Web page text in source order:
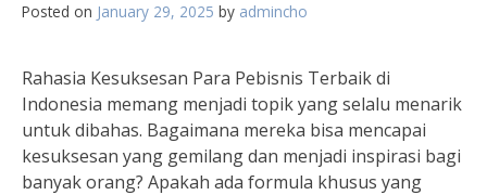
Posted on January 29, 2025 by admincho
Rahasia Kesuksesan Para Pebisnis Terbaik di
Indonesia memang menjadi topik yang selalu menarik
untuk dibahas. Bagaimana mereka bisa mencapai
kesuksesan yang gemilang dan menjadi inspirasi bagi
banyak orang? Apakah ada formula khusus yang